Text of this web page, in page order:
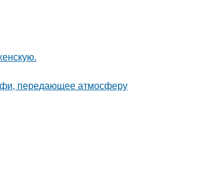
передающее атмосферу